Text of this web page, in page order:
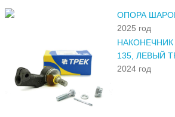
ОПОРА
2025 год
НАКОНЕЧНИК
135, ЛЕВЫЙ
2024 год